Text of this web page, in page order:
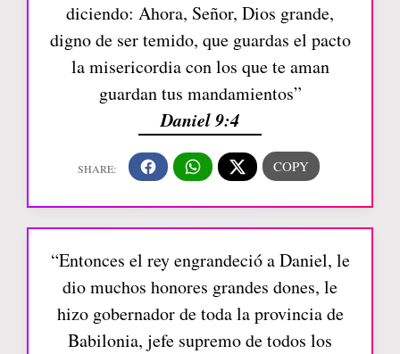
diciendo: Ahora, Señor, Dios grande,
digno de ser temido, que guardas el pacto
la misericordia con los que te aman
guardan tus mandamientos”
Daniel 9:4
“Entonces el rey engrandeció a Daniel, le
dio muchos honores grandes dones, le
hizo gobernador de toda la provincia de
Babilonia, jefe supremo de todos los